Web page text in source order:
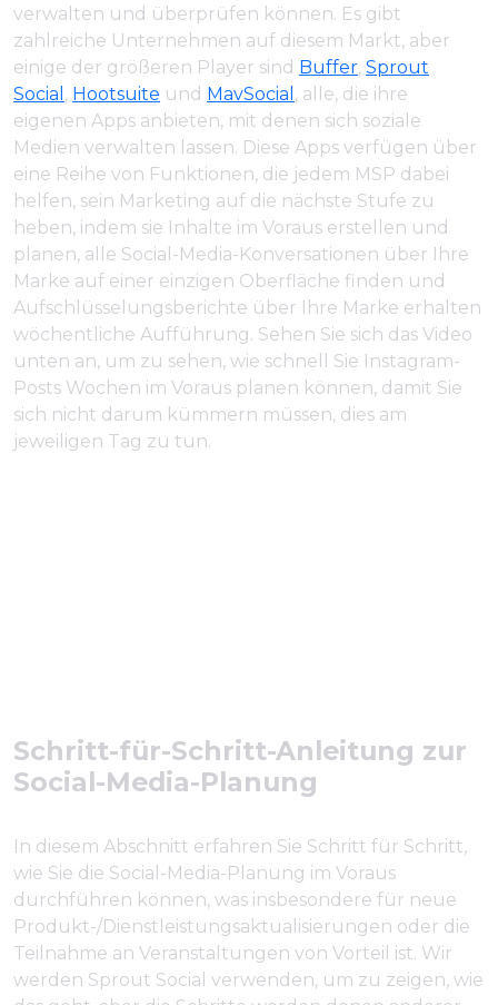
verwalten und überprüfen können. Es gibt
zahlreiche Unternehmen auf diesem Markt, aber
einige der größeren Player sind Buffer, Sprout
Social , Hootsuite und MavSocial , alle, die ihre
eigenen Apps anbieten, mit denen sich soziale
Medien verwalten lassen. Diese Apps verfügen über
eine Reihe von Funktionen, die jedem MSP dabei
helfen, sein Marketing auf die nächste Stufe zu
heben, indem sie Inhalte im Voraus erstellen und
planen, alle Social-Media-Konversationen über Ihre
Marke auf einer einzigen Oberfläche finden und
Aufschlüsselungsberichte über Ihre Marke erhalten
wöchentliche Aufführung. Sehen Sie sich das Video
unten an, um zu sehen, wie schnell Sie Instagram-
Posts Wochen im Voraus planen können, damit Sie
sich nicht darum kümmern müssen, dies am
jeweiligen Tag zu tun.
Schritt-für-Schritt-Anleitung zur
Social-Media-Planung
In diesem Abschnitt erfahren Sie Schritt für Schritt,
wie Sie die Social-Media-Planung im Voraus
durchführen können, was insbesondere für neue
Produkt-/Dienstleistungsaktualisierungen oder die
Teilnahme an Veranstaltungen von Vorteil ist. Wir
werden Sprout Social verwenden, um zu zeigen, wie